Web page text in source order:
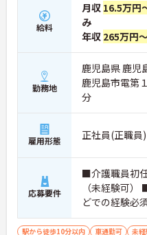
給料
月収 16.5万円
み
年収 265万円
勤務地
鹿児島県 鹿児
鹿児島市電第
分
雇用形態 正社員(正職員)
応募要件
■介護職員初
（未経験可
どでの経験必
駅から徒歩10分以内 車通勤可 未